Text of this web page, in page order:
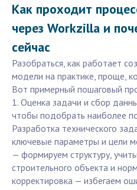
Как проходит
через Workzilla и
сейчас
Разобраться, как работает
модели на практике, проще,
Вот примерный пошаговый
1. Оценка задачи и сбор
чтобы подобрать наиболее
Разработка технического
ключевые параметры и цели
— формируем структуру,
строительного объекта и
корректировка — избегаем